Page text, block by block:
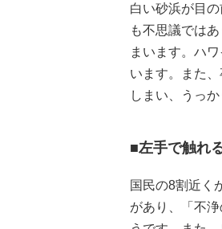
白い砂浜が目
も不思議では
まいます。ハ
います。また
しまい、うっ
■左手で触れ
国民の8割近く
があり、「不